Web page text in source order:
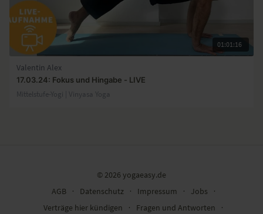
01:01:16
Valentin Alex
17.03.24: Fokus und Hingabe - LIVE
Mittelstufe-Yogi | Vinyasa Yoga
© 2026 yogaeasy.de
AGB
∙ Datenschutz ∙ Impressum ∙ Jobs
∙
Verträge hier kündigen
∙ Fragen und Antworten ∙